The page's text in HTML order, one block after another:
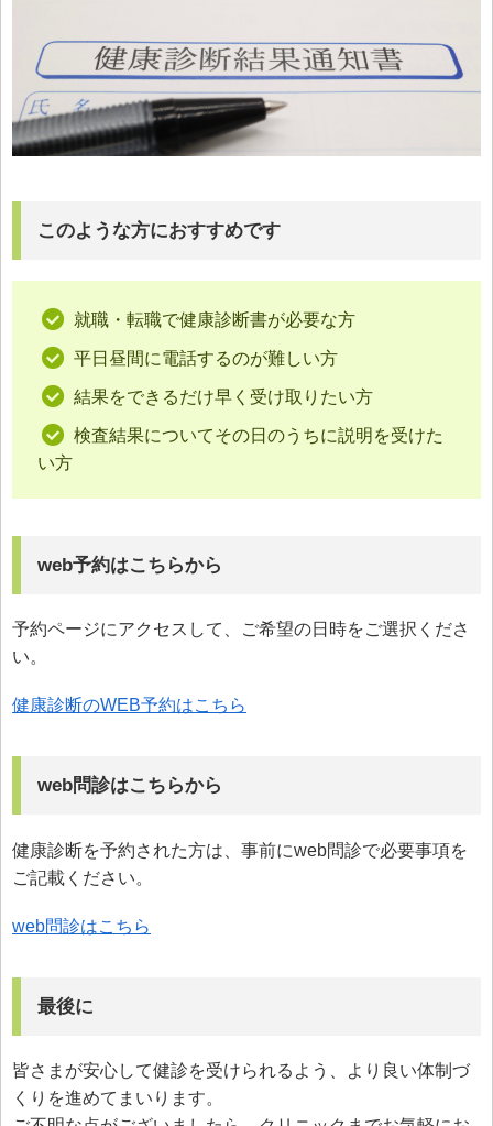
このような方におすすめです
就職・転職で健康診断書が必要な方
平日昼間に電話するのが難しい方
結果をできるだけ早く受け取りたい方
検査結果についてその日のうちに説明を受けた
い方
web予約はこちらから
予約ページにアクセスして、ご希望の日時をご選択くださ
い。
健康診断のWEB予約はこちら
web問診はこちらから
健康診断を予約された方は、事前にweb問診で必要事項を
ご記載ください。
web問診はこちら
最後に
皆さまが安心して健診を受けられるよう、より良い体制づ
くりを進めてまいります。